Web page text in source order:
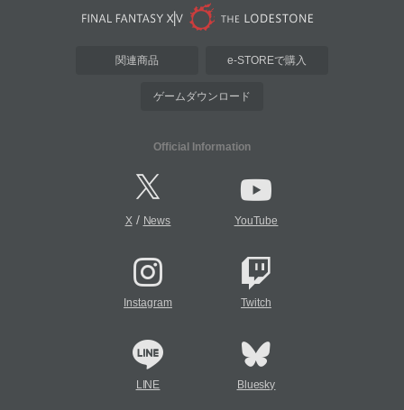
関連商品 e-STOREで購入
ゲームダウンロード
Official Information
X/ News YouTube
Instagram Twitch
LINE Bluesky